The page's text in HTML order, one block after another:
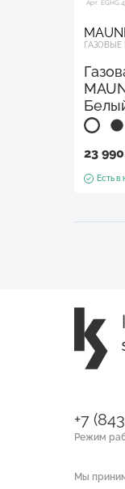
Арт.
ГАЗОВЫЕ
23
Есть в
+7
Режим
Мы